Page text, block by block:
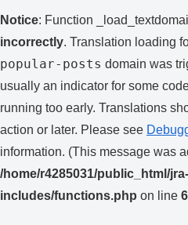
Notice: Function
incorrectly. Translation loading
popular-posts domain was
usually an indicator for some
running too early. Translations
action or later. Please see
information. (This message was
/home/r4285031/public_html/
includes/functions.php on line